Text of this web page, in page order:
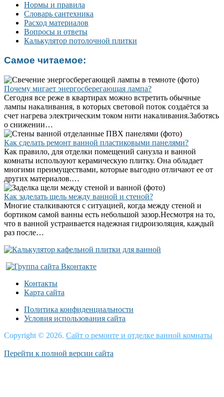
Нормы и правила
Словарь сантехника
Расход материалов
Вопросы и ответы
Калькулятор потолочной плитки
Самое читаемое:
Почему мигает энергосберегающая лампа?
Сегодня все реже в квартирах можно встретить обычные
лампы накаливания, в которых световой поток создаётся за
счет нагрева электрическим током нити накаливания.Заботясь
о снижении…
Как сделать ремонт ванной пластиковыми панелями?
Как правило, для отделки помещений санузла и ванной
комнаты используют керамическую плитку. Она обладает
многими преимуществами, которые выгодно отличают ее от
других материалов.…
Как заделать щель между ванной и стеной?
Многие сталкиваются с ситуацией, когда между стеной и
бортиком самой ванны есть небольшой зазор.Несмотря на то,
что в ванной устраивается надежная гидроизоляция, каждый
раз после…
Контакты
Карта сайта
Политика конфиденциальности
Условия использования сайта
Copyright © 2026. Сайт о ремонте и отделке ванной комнаты
Перейти к полной версии сайта